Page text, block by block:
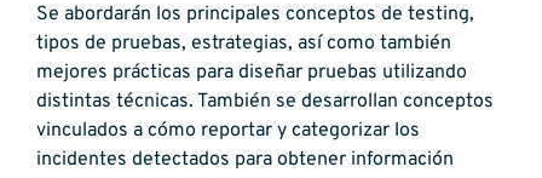
Se abordarán los principales conceptos de testing,
tipos de pruebas, estrategias, así como también
mejores prácticas para diseñar pruebas utilizando
distintas técnicas. También se desarrollan conceptos
vinculados a cómo reportar y categorizar los
incidentes detectados para obtener información